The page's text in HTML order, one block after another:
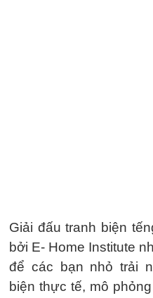
Giải đấu tranh biện
bởi E- Home Institute
để các bạn nhỏ trải
biện thực tế, mô